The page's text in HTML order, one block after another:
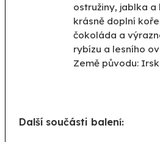
ostružiny, jablka a
krásně doplní
čokoláda a
rybízu a lesního
Země původu:
Další součásti balení: